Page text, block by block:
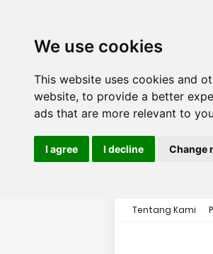
We use cookies
This website uses cookies and
website, to provide a better
ads that are more relevant to you
I agree I decline Change
Tentang Kami